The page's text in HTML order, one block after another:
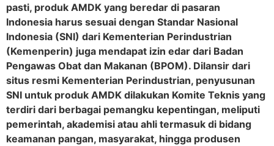
pasti, produk AMDK yang beredar di pasaran
Indonesia harus sesuai dengan Standar Nasional
Indonesia (SNI) dari Kementerian Perindustrian
(Kemenperin) juga mendapat izin edar dari Badan
Pengawas Obat dan Makanan (BPOM). Dilansir dari
situs resmi Kementerian Perindustrian, penyusunan
SNI untuk produk AMDK dilakukan Komite Teknis yang
terdiri dari berbagai pemangku kepentingan, meliputi
pemerintah, akademisi atau ahli termasuk di bidang
keamanan pangan, masyarakat, hingga produsen